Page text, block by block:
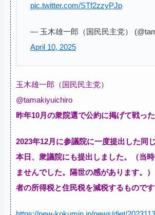
pic.twitter.com/STf2zzyPJp
— 玉木雄一郎（国民民主党）
April 10, 2025
玉木雄一郎（国民民主党）
@tamakiyuichiro
昨年10月の衆院選で公約に掲げて戦った
2023年12月に参議院に一度提出した同
本日、衆議院にも提出しました。（当
ませんでした。隔世の感があります。
者の所得税と住民税を減税するものです